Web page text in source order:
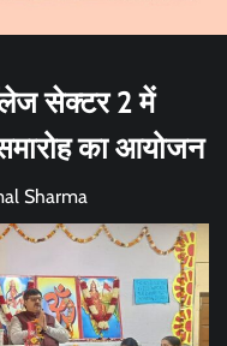
सेक्टर 2 में
का आयोजन
Sharma